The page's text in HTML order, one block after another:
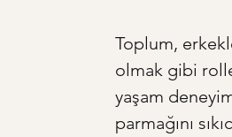
Toplum,
olmak gibi
yaşam
parmağını